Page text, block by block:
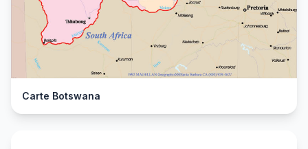
Carte Botswana